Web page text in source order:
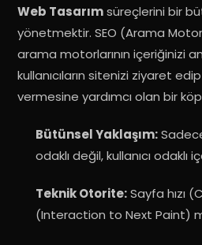
Web Tasarımsüreçlerini bir
yönetmektir.SEO (Arama
arama motorlarının içeriğinizi
kullanıcıların sitenizi ziyaret
vermesine yardımcı olan bir
Bütünsel Yaklaşım:
odaklı değil, kullanıcı odaklı
Teknik Otorite:Sayfa hızı
(Interaction to Next Paint)